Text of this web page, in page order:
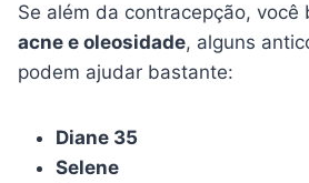
Se além da contracepção, você
acne e oleosidade, alguns
podem ajudar bastante:
Diane 35
Selene